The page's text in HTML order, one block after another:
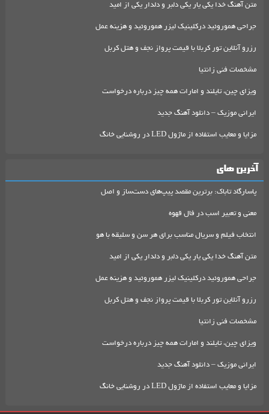
متن آهنگ خدا یکی یار یکی دلبر و دلدار یکی از امید
جراحی هموروئید درکلینیک لیزر هموروئید و هزینه عمل
رزرو آنلاین تور کربلا با قیمت پرواز نجف و هتل کربل
مشخصات فنی زانتیا
ویزای چین، تایلند و امارات همه چیز درباره درخواست
ایرانی موزیک – دانلود آهنگ جدید
مزایا و معایب استفاده از ماژول LED در روشنایی خانگ
آخرین های
پاسارگاد تاباک: برترین مقصد پیپ‌های دست‌ساز و اصل
معنی و تعبیر اسب در فال قهوه
انتخاب فیلم و سریال مناسب برای هر سن و سلیقه با هو
متن آهنگ خدا یکی یار یکی دلبر و دلدار یکی از امید
جراحی هموروئید درکلینیک لیزر هموروئید و هزینه عمل
رزرو آنلاین تور کربلا با قیمت پرواز نجف و هتل کربل
مشخصات فنی زانتیا
ویزای چین، تایلند و امارات همه چیز درباره درخواست
ایرانی موزیک – دانلود آهنگ جدید
مزایا و معایب استفاده از ماژول LED در روشنایی خانگ